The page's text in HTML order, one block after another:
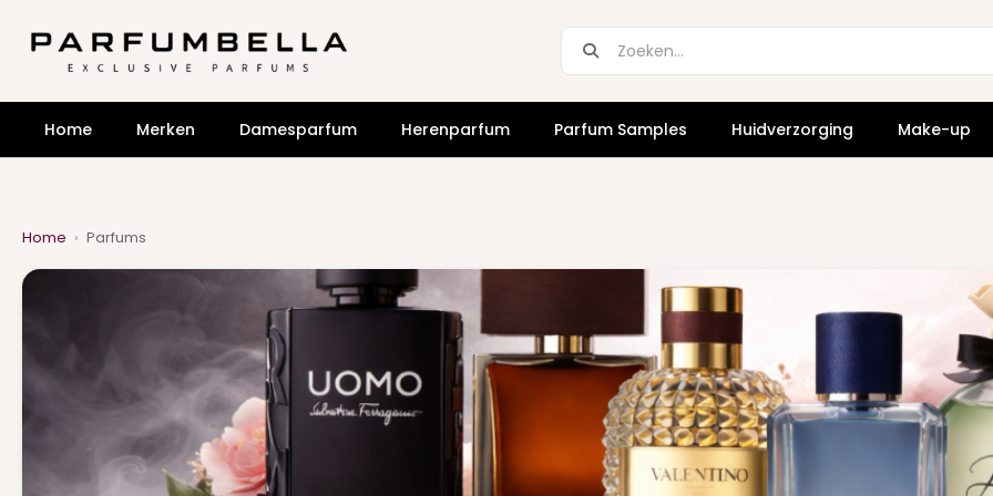
Home Merken Damesparfum Herenparfum Parfum Samples Huidverzorging Make-up
Home › Parfums